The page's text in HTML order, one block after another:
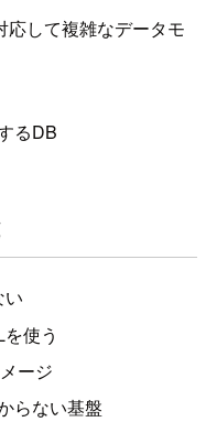
して複雑なデータモ
るDB
い
使う
ージ
らない基盤